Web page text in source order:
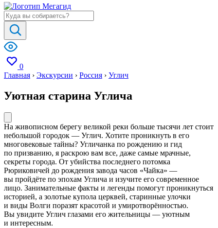
0
Главная › Экскурсии › Россия › Углич
Уютная старина Углича
На живописном берегу великой реки больше тысячи лет стоит
небольшой городок — Углич. Хотите проникнуть в его
многовековые тайны? Угличанка по рождению и гид
по призванию, я раскрою вам все, даже самые мрачные,
секреты города. От убийства последнего потомка
Рюриковичей до рождения завода часов «Чайка» —
вы пройдёте по эпохам Углича и изучите его современное
лицо. Занимательные факты и легенды помогут проникнуться
историей, а золотые купола церквей, старинные улочки
и виды Волги поразят красотой и умиротворённостью.
Вы увидите Углич глазами его жительницы — уютным
и интересным.